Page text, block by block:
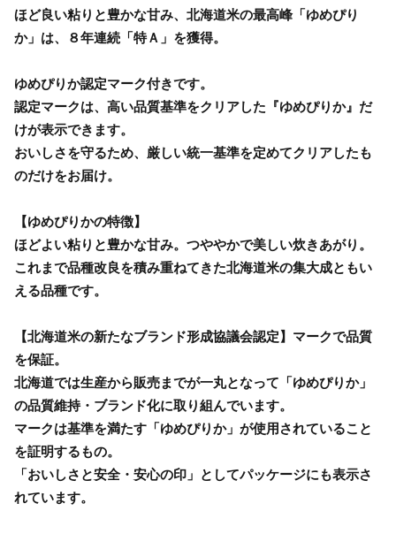
ほど良い粘りと豊かな甘み、北海道米の最高峰「ゆめぴり
か」は、８年連続「特Ａ」を獲得。
ゆめぴりか認定マーク付きです。
認定マークは、高い品質基準をクリアした『ゆめぴりか』だ
けが表示できます。
おいしさを守るため、厳しい統一基準を定めてクリアしたも
のだけをお届け。
【ゆめぴりかの特徴】
ほどよい粘りと豊かな甘み。つややかで美しい炊きあがり。
これまで品種改良を積み重ねてきた北海道米の集大成ともい
える品種です。
【北海道米の新たなブランド形成協議会認定】マークで品質
を保証。
北海道では生産から販売までが一丸となって「ゆめぴりか」
の品質維持・ブランド化に取り組んでいます。
マークは基準を満たす「ゆめぴりか」が使用されていること
を証明するもの。
「おいしさと安全・安心の印」としてパッケージにも表示さ
れています。